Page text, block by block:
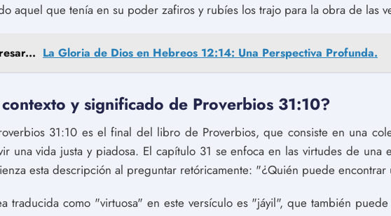
aquel que tenía en su poder zafiros y rubíes los trajo para la obra de las
La Gloria de Dios en Hebreos 12:14: Una Perspectiva Profunda.
y significado de Proverbios 31:10?
31:10 es el final del libro de Proverbios, que consiste en una
una vida justa y piadosa. El capítulo 31 se enfoca en las virtudes de una
esta descripción al preguntar retóricamente: "¿Quién puede encontrar
traducida como "virtuosa" en este versículo es "jáyil", que también